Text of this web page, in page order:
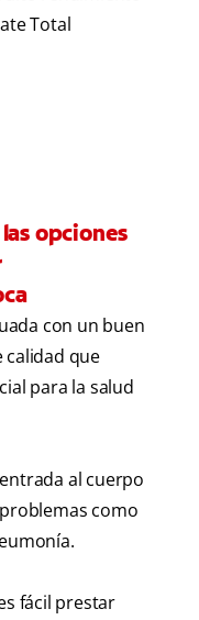
Total
opciones
con un buen
que
para la salud
al cuerpo
como
fácil prestar